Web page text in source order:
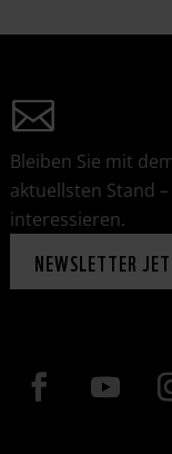
Bleiben Sie mit
aktuellsten Stand
interessieren.
NEWSLETTER